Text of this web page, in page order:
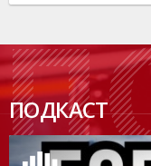
ПОДКАСТ